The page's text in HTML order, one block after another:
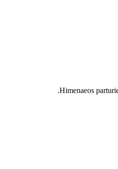
Himenaeos